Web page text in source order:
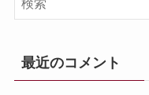
最近のコメント